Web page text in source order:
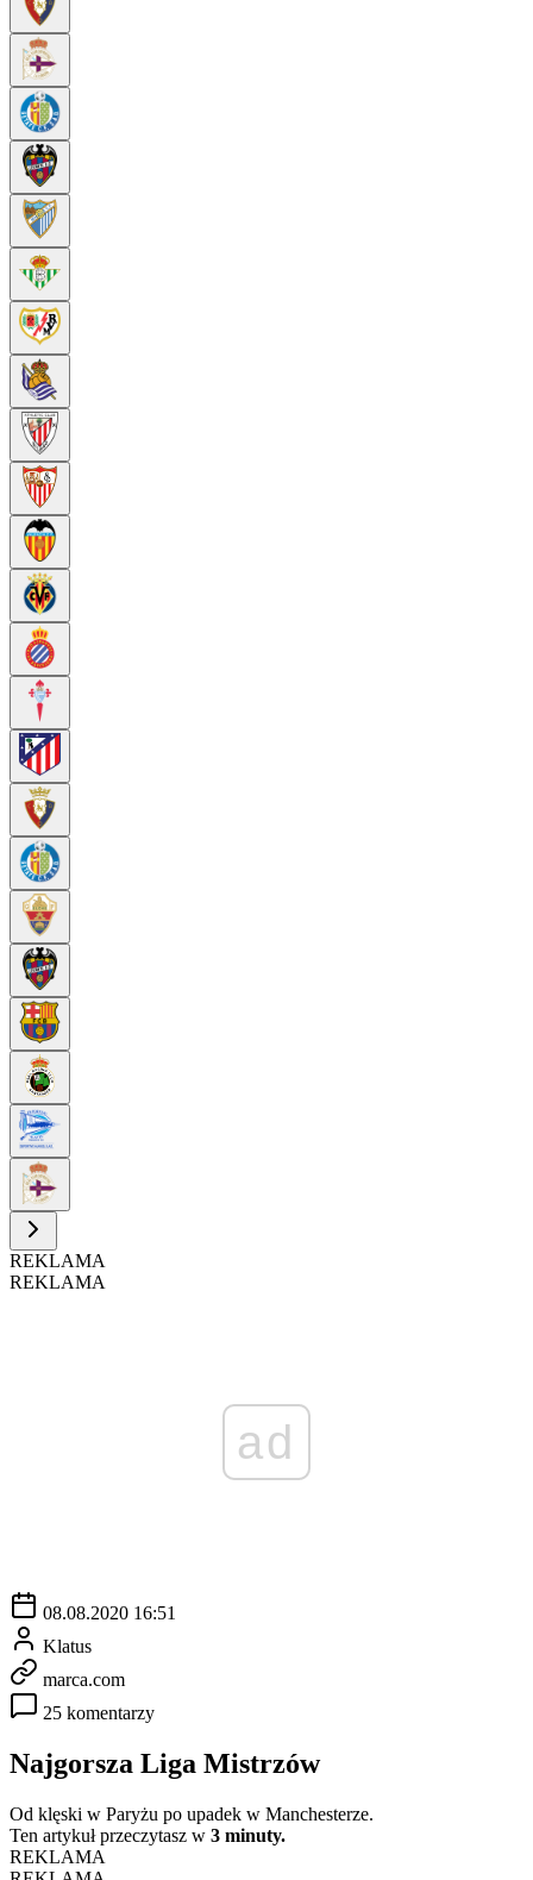
REKLAMA
REKLAMA
ad
08.08.2020 16:51
Klatus
marca.com
25 komentarzy
Najgorsza Liga Mistrzów
Od klęski w Paryżu po upadek w Manchesterze.
Ten artykuł przeczytasz w 3 minuty.
REKLAMA